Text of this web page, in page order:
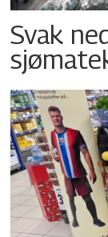
Svak